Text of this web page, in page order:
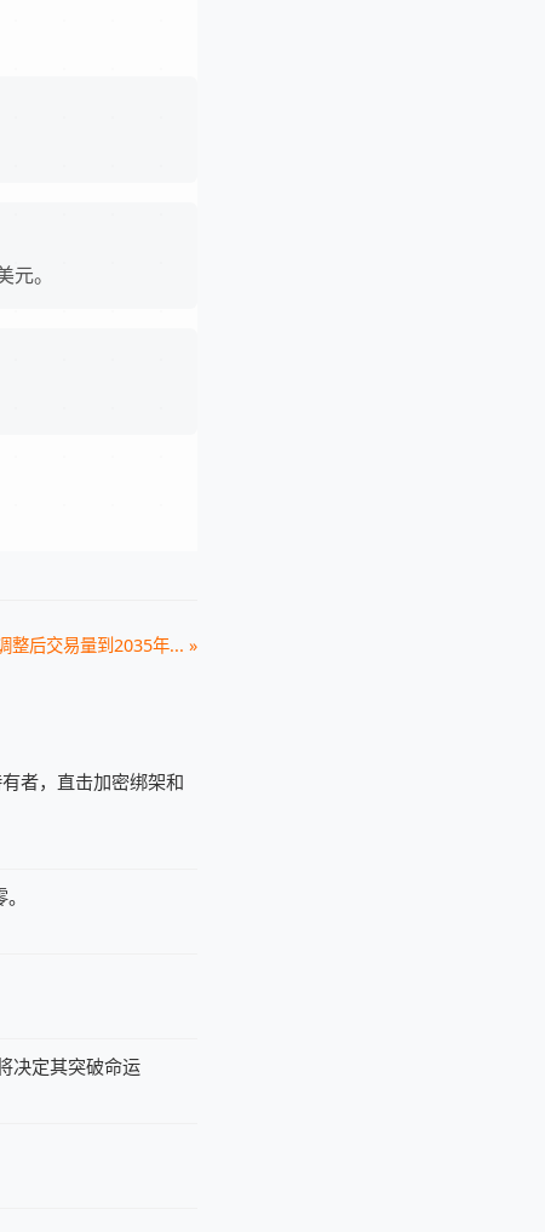
。
整后交易量到2035年... »
者，直击加密绑架和
决定其突破命运